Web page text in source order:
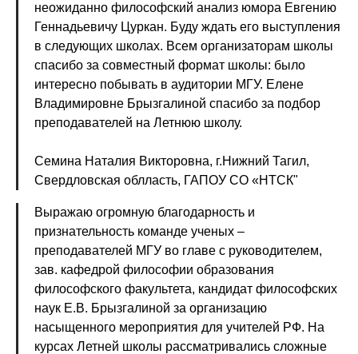
неожиданно философский анализ юмора Евгению
Геннадьевичу Цуркан. Буду ждать его выступления
в следующих школах. Всем организаторам школы
спасибо за совместный формат школы: было
интересно побывать в аудитории МГУ. Елене
Владимировне Брызгалиной спасибо за подбор
преподавателей на Летнюю школу.
Семина Наталия Викторовна, г.Нижний Тагил,
Свердловская облласть, ГАПОУ СО «НТСК"
Выражаю огромную благодарность и
признательность команде ученых –
преподавателей МГУ во главе с руководителем,
зав. кафедрой философии образования
философского факультета, кандидат философских
наук Е.В. Брызгалиной за организацию
насыщенного мероприятия для учителей РФ. На
курсах Летней школы рассматривались сложные